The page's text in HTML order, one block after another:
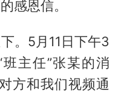
感恩信。
。5月11日下午3
主任”张某的消
方和我们视频通